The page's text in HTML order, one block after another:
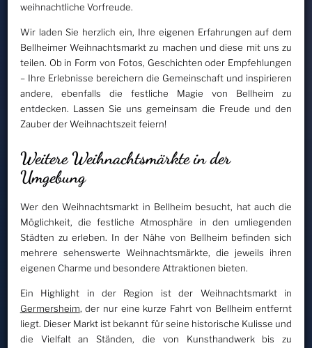
weihnachtliche Vorfreude.
Wir laden Sie herzlich ein, Ihre eigenen Erfahrungen auf dem
Bellheimer Weihnachtsmarkt zu machen und diese mit uns zu
teilen. Ob in Form von Fotos, Geschichten oder Empfehlungen
– Ihre Erlebnisse bereichern die Gemeinschaft und inspirieren
andere, ebenfalls die festliche Magie von Bellheim zu
entdecken. Lassen Sie uns gemeinsam die Freude und den
Zauber der Weihnachtszeit feiern!
Weitere Weihnachtsmärkte in der
Umgebung
Wer den Weihnachtsmarkt in Bellheim besucht, hat auch die
Möglichkeit, die festliche Atmosphäre in den umliegenden
Städten zu erleben. In der Nähe von Bellheim befinden sich
mehrere sehenswerte Weihnachtsmärkte, die jeweils ihren
eigenen Charme und besondere Attraktionen bieten.
Ein Highlight in der Region ist der Weihnachtsmarkt in
Germersheim, der nur eine kurze Fahrt von Bellheim entfernt
liegt. Dieser Markt ist bekannt für seine historische Kulisse und
die Vielfalt an Ständen, die von Kunsthandwerk bis zu